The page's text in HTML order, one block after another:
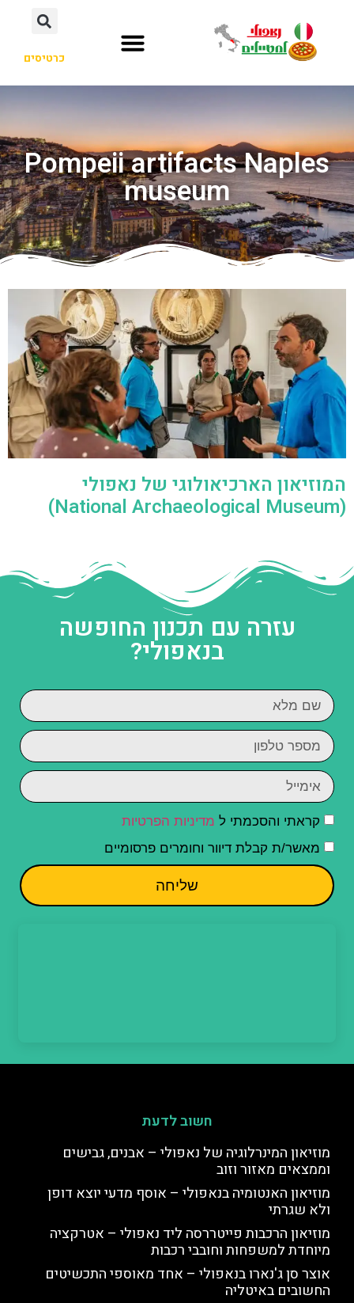
כרטיסים
Pompeii artifacts Naples
museum
המוזיאון הארכיאולוגי של נאפולי
(National Archaeological Museum)
עזרה עם תכנון החופשה
בנאפולי?
קראתי והסכמתי ל מדיניות הפרטיות
מאשר/ת קבלת דיוור וחומרים פרסומיים
שליחה
חשוב לדעת
מוזיאון המינרלוגיה של נאפולי – אבנים, גבישים
וממצאים מאזור וזוב
מוזיאון האנטומיה בנאפולי – אוסף מדעי יוצא דופן
ולא שגרתי
מוזיאון הרכבות פייטררסה ליד נאפולי – אטרקציה
מיוחדת למשפחות וחובבי רכבות
אוצר סן ג'נארו בנאפולי – אחד מאוספי התכשיטים
החשובים באיטליה